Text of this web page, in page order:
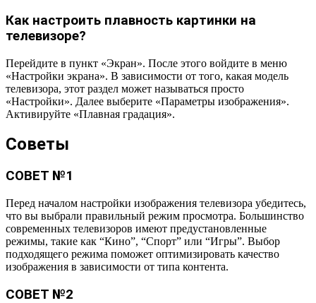
Как настроить плавность картинки на
телевизоре?
Перейдите в пункт «Экран». После этого войдите в меню
«Настройки экрана». В зависимости от того, какая модель
телевизора, этот раздел может называться просто
«Настройки». Далее выберите «Параметры изображения».
Активируйте «Плавная градация».
Советы
СОВЕТ №1
Перед началом настройки изображения телевизора убедитесь,
что вы выбрали правильный режим просмотра. Большинство
современных телевизоров имеют предустановленные
режимы, такие как “Кино”, “Спорт” или “Игры”. Выбор
подходящего режима поможет оптимизировать качество
изображения в зависимости от типа контента.
СОВЕТ №2